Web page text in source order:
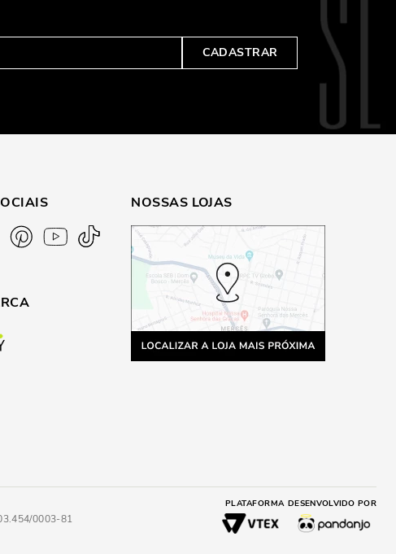
CADASTRAR
NOSSAS LOJAS
0003-81
PLATAFORMA DESENVOLVIDO POR